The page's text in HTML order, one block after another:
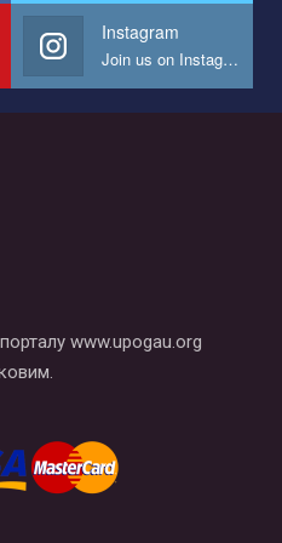
зайти на наш канал YouTube
Instagram
Join us on Instagram
www.upogau.org